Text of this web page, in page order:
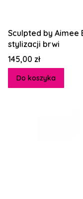
Sculpted by Aimee
stylizacji brwi
Cena
145,00 zł
Do koszyka